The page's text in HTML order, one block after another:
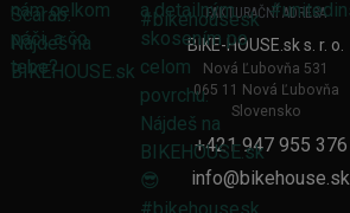
FAKTURAČNÍ ADRESA
BIKE-HOUSE.sk s. r. o.
Nová Ľubovňa 531
065 11 Nová Ľubovňa
Slovensko
+421 947 955 376
info@bikehouse.sk